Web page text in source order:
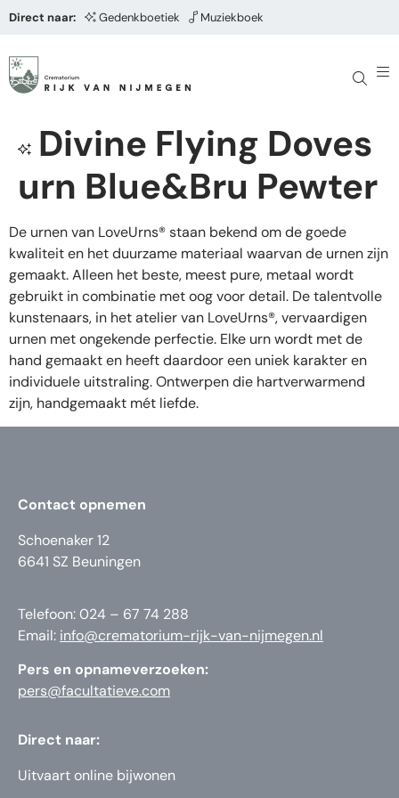
Direct naar: Gedenkboetiek Muziekboek
Divine Flying Doves
urn Blue&Bru Pewter
De urnen van LoveUrns® staan bekend om de goede
kwaliteit en het duurzame materiaal waarvan de urnen zijn
gemaakt. Alleen het beste, meest pure, metaal wordt
gebruikt in combinatie met oog voor detail. De talentvolle
kunstenaars, in het atelier van LoveUrns®, vervaardigen
urnen met ongekende perfectie. Elke urn wordt met de
hand gemaakt en heeft daardoor een uniek karakter en
individuele uitstraling. Ontwerpen die hartverwarmend
zijn, handgemaakt mét liefde.
Contact opnemen
Schoenaker 12
6641 SZ Beuningen
Telefoon: 024 – 67 74 288
Email: info@crematorium-rijk-van-nijmegen.nl
Pers en opnameverzoeken:
pers@facultatieve.com
Direct naar:
Uitvaart online bijwonen